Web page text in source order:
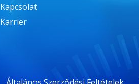
Kapcsolat
Karrier